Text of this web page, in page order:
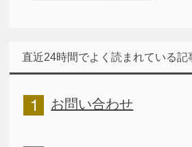
直近24時間でよく読まれている記
お問い合わせ